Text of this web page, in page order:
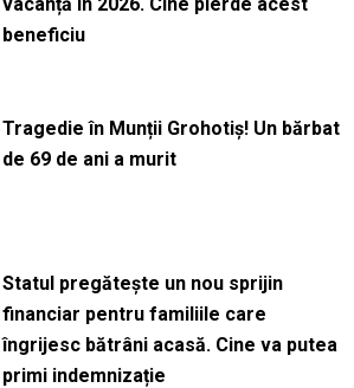
vacanță în 2026. Cine pierde acest
beneficiu
Tragedie în Munții Grohotiș! Un bărbat
de 69 de ani a murit
Statul pregătește un nou sprijin
financiar pentru familiile care
îngrijesc bătrâni acasă. Cine va putea
primi indemnizație